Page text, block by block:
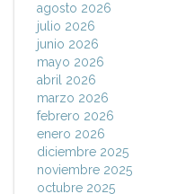
agosto 2026
julio 2026
junio 2026
mayo 2026
abril 2026
marzo 2026
febrero 2026
enero 2026
diciembre 2025
noviembre 2025
octubre 2025